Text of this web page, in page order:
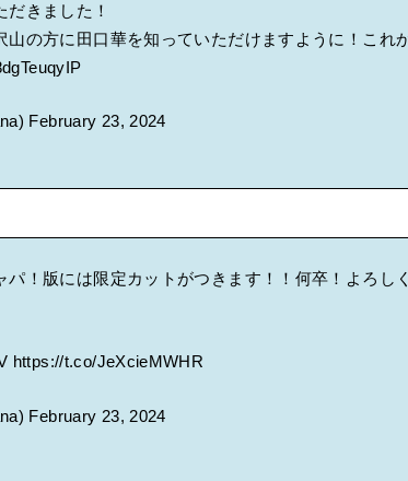
きました！
山の方に田口華を知っていただけますように！これ
February 23, 2024
パ！版には限定カットがつきます！！何卒！よろし
https://t.co/JeXcieMWHR
February 23, 2024